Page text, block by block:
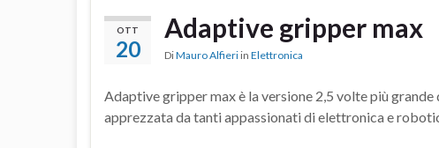
OTT
20
Adaptive gripper max
DiMauro Alfieri in Elettronica
Adaptive gripper max è la versione 2,5 volte più
apprezzata da tanti appassionati di elettronica e